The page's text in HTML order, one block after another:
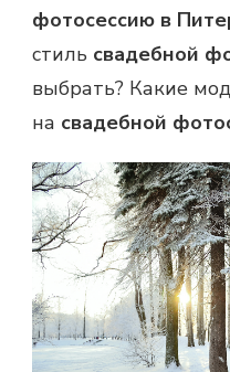
фотосессию в
стиль свадебной
выбрать? Какие
на свадебной